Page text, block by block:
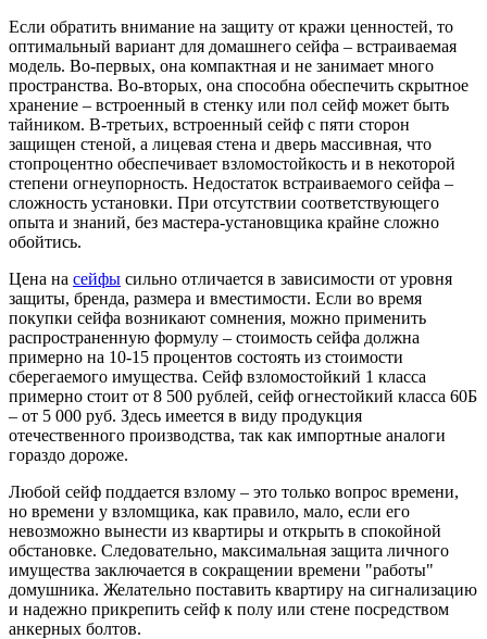
Если обратить внимание на защиту от кражи ценностей, то
оптимальный вариант для домашнего сейфа – встраиваемая
модель. Во-первых, она компактная и не занимает много
пространства. Во-вторых, она способна обеспечить скрытное
хранение – встроенный в стенку или пол сейф может быть
тайником. В-третьих, встроенный сейф с пяти сторон
защищен стеной, а лицевая стена и дверь массивная, что
стопроцентно обеспечивает взломостойкость и в некоторой
степени огнеупорность. Недостаток встраиваемого сейфа –
сложность установки. При отсутствии соответствующего
опыта и знаний, без мастера-установщика крайне сложно
обойтись.
Цена на сейфы сильно отличается в зависимости от уровня
защиты, бренда, размера и вместимости. Если во время
покупки сейфа возникают сомнения, можно применить
распространенную формулу – стоимость сейфа должна
примерно на 10-15 процентов состоять из стоимости
сберегаемого имущества. Сейф взломостойкий 1 класса
примерно стоит от 8 500 рублей, сейф огнестойкий класса 60Б
– от 5 000 руб. Здесь имеется в виду продукция
отечественного производства, так как импортные аналоги
гораздо дороже.
Любой сейф поддается взлому – это только вопрос времени,
но времени у взломщика, как правило, мало, если его
невозможно вынести из квартиры и открыть в спокойной
обстановке. Следовательно, максимальная защита личного
имущества заключается в сокращении времени "работы"
домушника. Желательно поставить квартиру на сигнализацию
и надежно прикрепить сейф к полу или стене посредством
анкерных болтов.